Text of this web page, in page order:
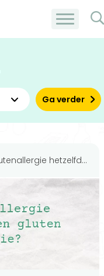
Ga verder
hetzelfde als een gluten intolerantie?